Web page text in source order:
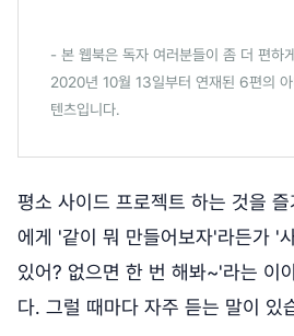
- 본 웹북은 독자 여러분들이 좀 더 편하
2020년 10월 13일부터 연재된 6편의
텐츠입니다.
평소 사이드 프로젝트 하는 것을
에게 '같이 뭐 만들어보자'라든가 '
있어? 없으면 한 번 해봐~'라는 이
다. 그럴 때마다 자주 듣는 말이 있